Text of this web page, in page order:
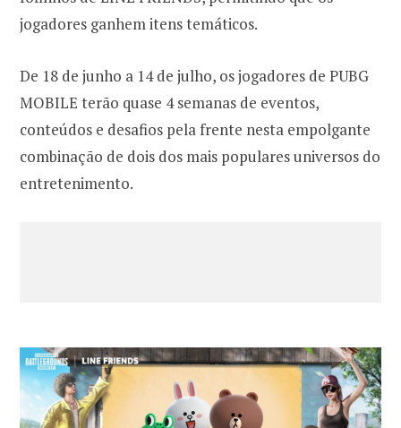
jogadores ganhem itens temáticos.
De 18 de junho a 14 de julho, os jogadores de PUBG
MOBILE terão quase 4 semanas de eventos,
conteúdos e desafios pela frente nesta empolgante
combinação de dois dos mais populares universos do
entretenimento.